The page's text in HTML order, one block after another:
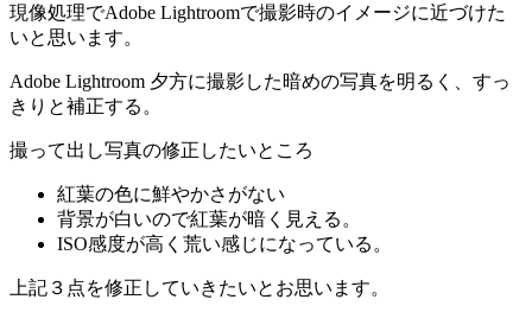
現像処理でAdobe Lightroomで撮影時のイメージに近づけた
いと思います。
Adobe Lightroom 夕方に撮影した暗めの写真を明るく、すっ
きりと補正する。
撮って出し写真の修正したいところ
紅葉の色に鮮やかさがない
背景が白いので紅葉が暗く見える。
ISO感度が高く荒い感じになっている。
上記３点を修正していきたいとお思います。